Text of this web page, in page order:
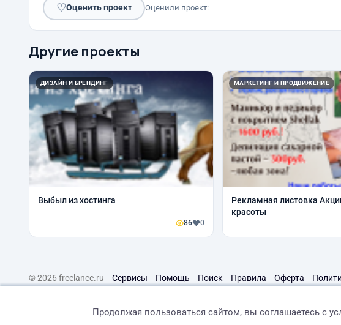
♡Оценить проект Оценили проект:
Другие проекты
ДИЗАЙН И БРЕНДИНГ
Выбыл из хостинга
86 0
МАРКЕТИНГ И ПРОДВИЖЕНИЕ
Рекламная листовка
красоты
© 2026 freelance.ru Сервисы Помощь Поиск Правила Оферта
Продолжая пользоваться сайтом, вы соглашаетесь с